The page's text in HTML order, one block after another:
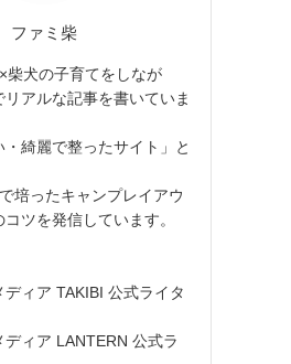
ファミ柴
柴犬の子育てをしなが
リアルな記事を書いていま
・綺麗で整ったサイト」と
培ったキャンプレイアウ
コツを発信しています。
ィア TAKIBI 公式ライタ
ディア LANTERN 公式ラ